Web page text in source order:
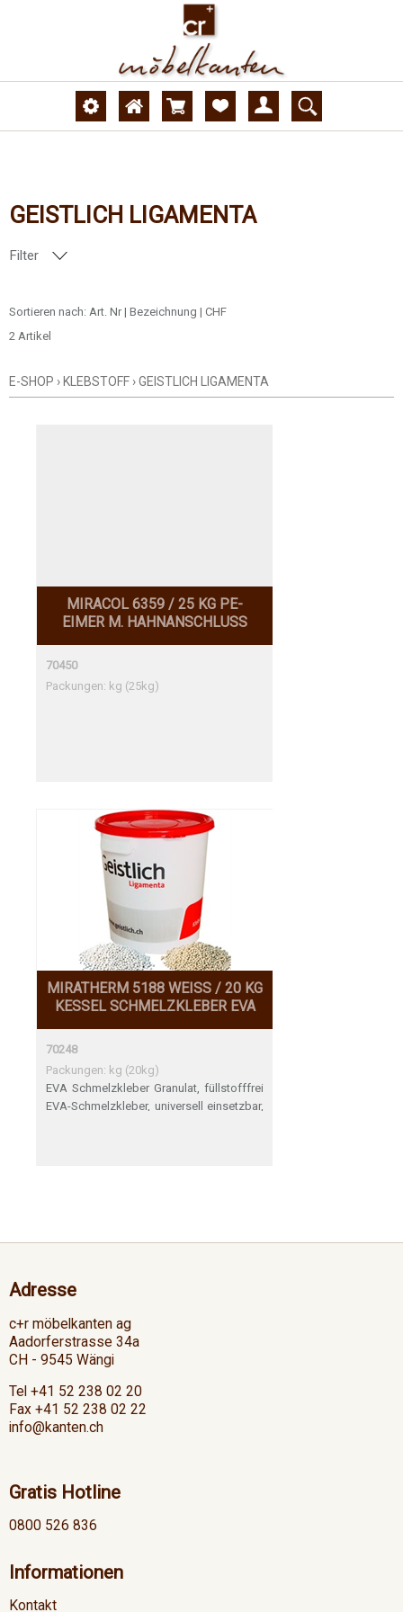
GEISTLICH LIGAMENTA
Filter
OBERFLÄCHE
AUSFÜHRUNG
Sortieren nach: Art. Nr | Bezeichnung | CHF
2 Artikel
E-SHOP › KLEBSTOFF ›GEISTLICH LIGAMENTA
MIRACOL 6359 / 25 KG PE-
EIMER M. HAHNANSCHLUSS
70450
Packungen: kg (25kg)
MIRATHERM 5188 WEISS / 20 KG
KESSEL SCHMELZKLEBER EVA
70248
Packungen: kg (20kg)
EVA Schmelzkleber Granulat, füllstofffrei
EVA-Schmelzkleber, universell einsetzbar,
Gerade Kanten sowie Softforming auch
Adresse
c+r möbelkanten ag
Aadorferstrasse 34a
CH - 9545 Wängi
Tel +41 52 238 02 20
Fax +41 52 238 02 22
info@kanten.ch
Gratis Hotline
0800 526 836
Informationen
Kontakt